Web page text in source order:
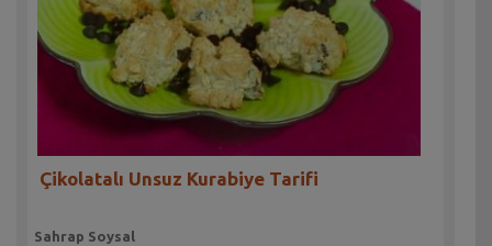
Çikolatalı Unsuz Kurabiye Tarifi
Sahrap Soysal